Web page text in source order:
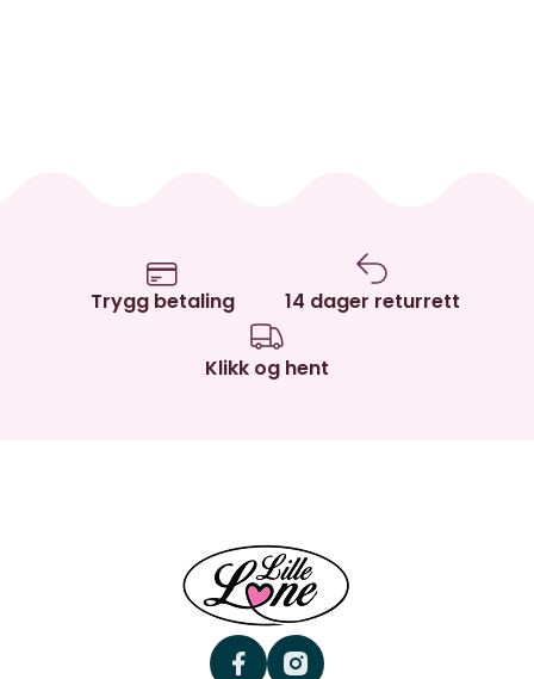
Trygg betaling 14 dager returrett
Klikk og hent
facebookinstagram